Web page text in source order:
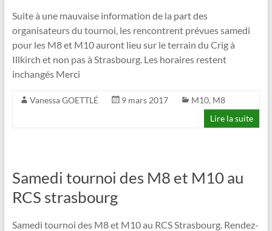
Suite à une mauvaise information de la part des
organisateurs du tournoi, les rencontrent prévues samedi
pour les M8 et M10 auront lieu sur le terrain du Crig à
Illkirch et non pas à Strasbourg. Les horaires restent
inchangés Merci
Vanessa GOETTLÉ 9 mars 2017 M10, M8
Lire la suite
Samedi tournoi des M8 et M10 au
RCS strasbourg
Samedi tournoi des M8 et M10 au RCS Strasbourg. Rendez-